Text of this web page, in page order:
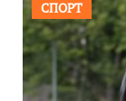
СПОРТ